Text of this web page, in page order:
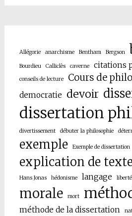
Allégorie anarchisme Bentham Bergson
Bourdieu Calliclès caverne citations
conseils de lecture Cours de
democratie devoir
dissertation
divertissement débuter la philosophie
exemple Exemple de dissertation
explication de
Hans Jonas hédonisme langage liberté
morale mort
méthode de la dissertation